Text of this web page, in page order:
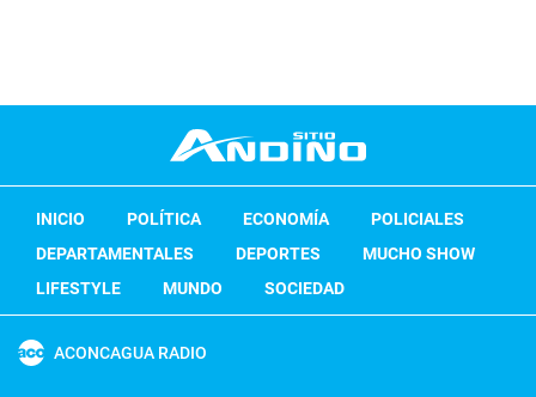
INICIO POLÍTICA ECONOMÍA
POLICIALES
DEPARTAMENTALES
DEPORTES
MUCHO SHOW
LIFESTYLE
MUNDO SOCIEDAD
ACONCAGUA RADIO